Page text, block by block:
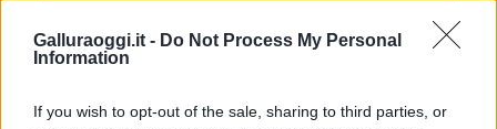
Galluraoggi.it - Do Not Process My Personal
Information
If you wish to opt-out of the sale, sharing to third parties, or
Sei già abbonato?
sezioneLogindal menù del sito o